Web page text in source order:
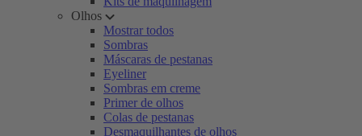
Olhos
Mostrar todos
Sombras
Máscaras de pestanas
Eyeliner
Sombras em creme
Primer de olhos
Colas de pestanas
Desmaquilhantes de olhos